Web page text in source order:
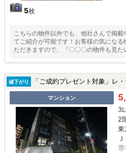
5枚
こちらの物件以外でも、他社さんで掲
てご紹介が可能です！お客様の気にな
ただきますので、『〇〇〇の物件も見た
値下がり 「ご成約プレゼント対象」レ・ジェイド豊田マ
マンション
2
東
専